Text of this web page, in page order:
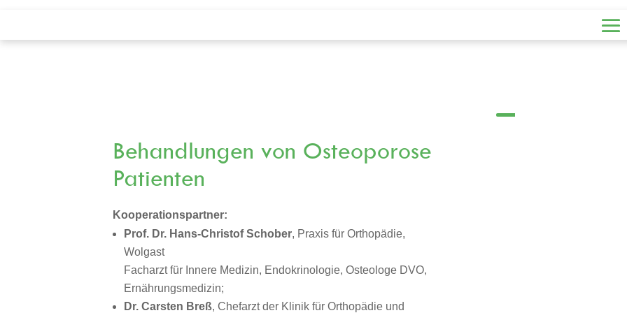
Behandlungen von Osteoporose
Patienten
Kooperationspartner:
Prof. Dr. Hans-Christof Schober, Praxis für Orthopädie,
Wolgast
Facharzt für Innere Medizin, Endokrinologie, Osteologe DVO,
Ernährungsmedizin;
Dr. Carsten Breß, Chefarzt der Klinik für Orthopädie und